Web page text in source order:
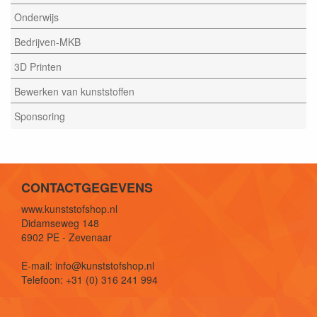
Onderwijs
Bedrijven-MKB
3D Printen
Bewerken van kunststoffen
Sponsoring
CONTACTGEGEVENS
www.kunststofshop.nl
Didamseweg 148
6902 PE - Zevenaar
E-mail: info@kunststofshop.nl
Telefoon: +31 (0) 316 241 994